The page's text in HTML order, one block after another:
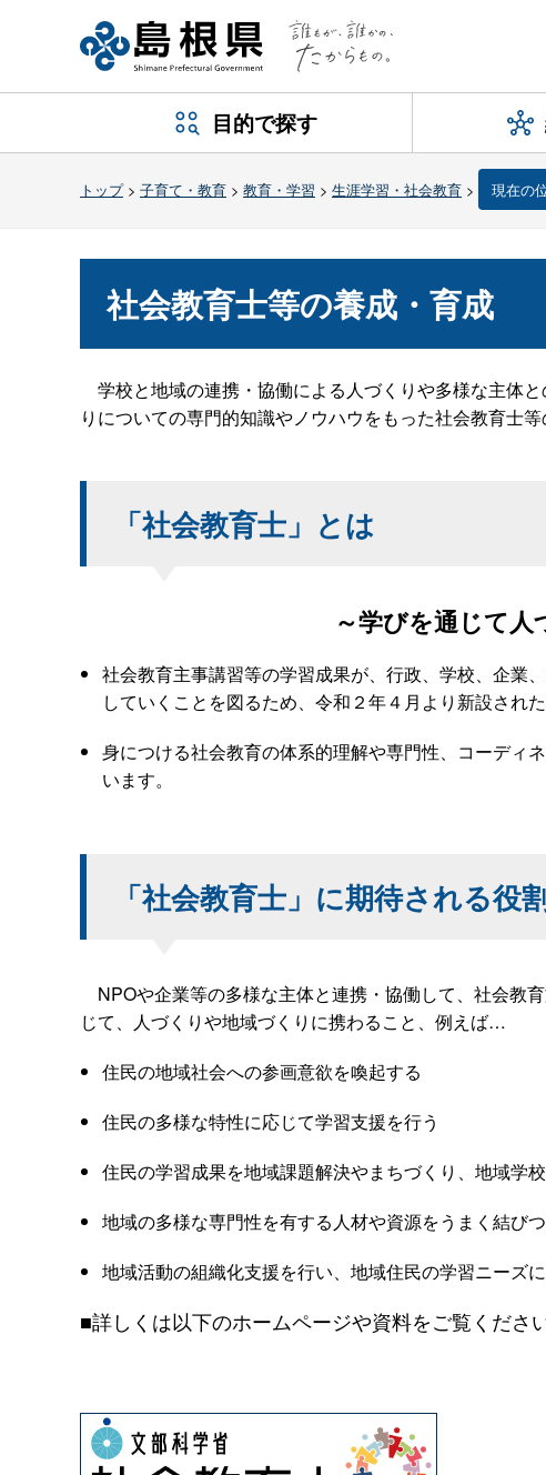
目的で探す
トップ> 子育て・教育 > 教育・学習 > 生涯学習・社会教育 > 現在の
社会教育士等の養成・育成
学校と地域の連携・協働による人づくりや多様な主体
りについての専門的知識やノウハウをもった社会教育士
「社会教育士」とは
～学びを通じて
社会教育主事講習等の学習成果が、行政、学校、企業
していくことを図るため、令和２年４月より新設された
身につける社会教育の体系的理解や専門性、コーディ
います。
「社会教育士」に期待される役
NPOや企業等の多様な主体と連携・協働して、社会教
じて、人づくりや地域づくりに携わること、例えば…
住民の地域社会への参画意欲を喚起する
住民の多様な特性に応じて学習支援を行う
住民の学習成果を地域課題解決やまちづくり、地域学
地域の多様な専門性を有する人材や資源をうまく結び
地域活動の組織化支援を行い、地域住民の学習ニーズ
■詳しくは以下のホームページや資料をご覧ください